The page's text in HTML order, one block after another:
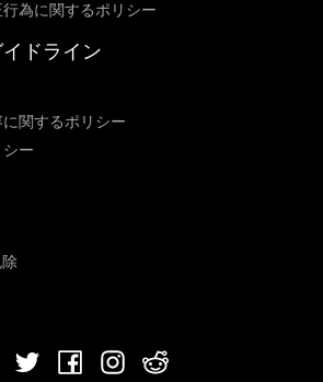
為に関するポリシー
ドライン
関するポリシー
ー